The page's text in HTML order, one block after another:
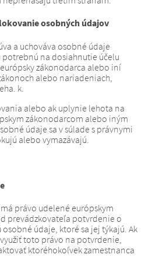
osobných údajov
a uchováva osobné údaje
na dosiahnutie účelu
zákonodarca alebo iní
alebo nariadeniach,
k.
alebo ak uplynie lehota na
zákonodarcom alebo iným
údaje sa v súlade s právnymi
alebo vymazávajú.
právo udelené európskym
prevádzkovateľa potvrdenie o
údaje, ktoré sa jej týkajú. Ak
toto právo na potvrdenie,
ktoréhokoľvek zamestnanca